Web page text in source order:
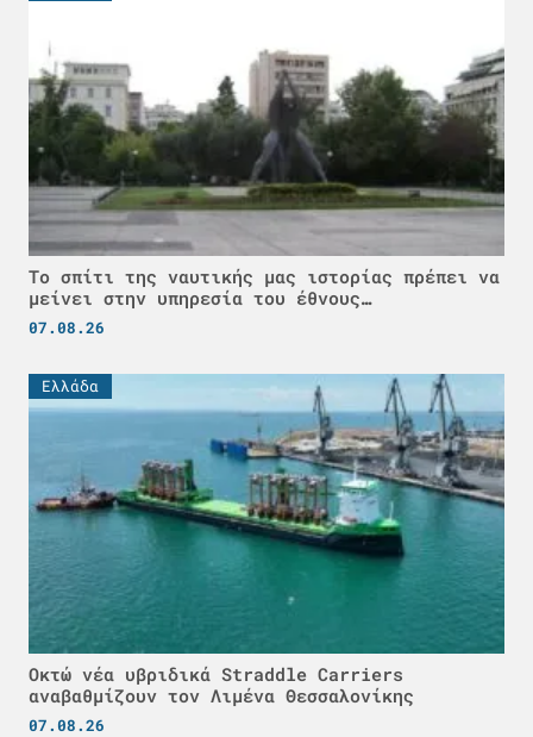
Το σπίτι της ναυτικής μας ιστορίας πρέπει να
μείνει στην υπηρεσία του έθνους…
07.08.26
Ελλάδα
Οκτώ νέα υβριδικά Straddle Carriers
αναβαθμίζουν τον Λιμένα Θεσσαλονίκης
07.08.26